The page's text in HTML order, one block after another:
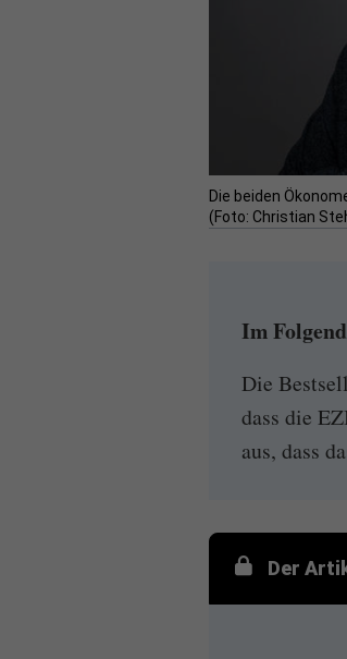
Die beiden
(Foto: Christian
Im
Die
dass die
aus, dass
Der